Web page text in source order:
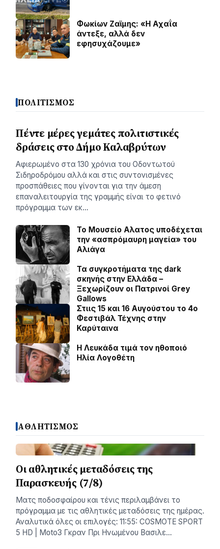
Φωκίων Ζαϊμης: «Η Αχαΐα
άντεξε, αλλά δεν
εφησυχάζουµε»
ΠΟΛΙΤΙΣΜΟΣ
Πέντε μέρες γεμάτες πολιτιστικές
δράσεις στο Δήμο Καλαβρύτων
Αφιερωμένο στα 130 χρόνια του Οδοντωτού
Σιδηροδρόμου αλλά και στις συντονισμένες
προσπάθειες που γίνονται για την άμεση
επαναλειτουργία της γραμμής είναι το φετινό
πρόγραμμα των εκ…
Το Μουσείο Αλατος υποδέχεται
την «ασπρόμαυρη μαγεία» του
Αλιάγα
Τα συγκροτήματα της dark
σκηνής στην Ελλάδα –
Ξεχωρίζουν οι Πατρινοί Grey
Gallows
Στιις 15 και 16 Αυγούστου το 4ο
Φεστιβάλ Τέχνης στην
Καρύταινα
Η Λευκάδα τιμά τον ηθοποιό
Ηλία Λογοθέτη
ΑΘΛΗΤΙΣΜΟΣ
Οι αθλητικές μεταδόσεις της
Παρασκευής (7/8)
Ματς ποδοσφαίρου και τένις περιλαμβάνει το
πρόγραμμα με τις αθλητικές μεταδόσεις της ημέρας.
Αναλυτικά όλες οι επιλογές: 11:55: COSMOTE SPORT
5 HD | Moto3 Γκραν Πρι Ηνωμένου Βασιλε…